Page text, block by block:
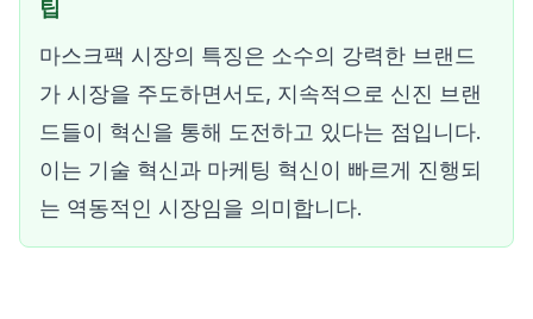
팁
마스크팩 시장의 특징은 소수의 강력한 브랜드
가 시장을 주도하면서도, 지속적으로 신진 브랜
드들이 혁신을 통해 도전하고 있다는 점입니다.
이는 기술 혁신과 마케팅 혁신이 빠르게 진행되
는 역동적인 시장임을 의미합니다.